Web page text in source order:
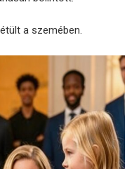
a szemében.